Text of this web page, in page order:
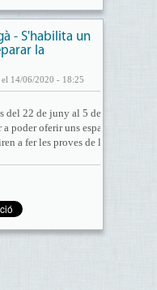
- S'habilita un
la
el 14/06/2020 - 18:25
del 22 de juny al 5 de juliol la
a poder oferir uns espais a totes i
a fer les proves de la